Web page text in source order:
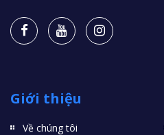
Giới thiệu
Về chúng tôi